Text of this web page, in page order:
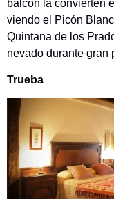
balcón la convierten
viendo el Picón
Quintana de los
nevado durante gran
Trueba